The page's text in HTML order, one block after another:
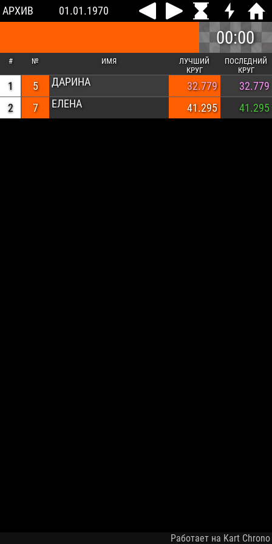
АРХИВ 01.01.1970
00:00
# № ИМЯ
ЛУЧШИЙ
КРУГ
ПОСЛЕДНИЙ
КРУГ
1 5 ДАРИНА 32.779
32.779
2
7 ЕЛЕНА 41.295 41.295
Работает на Kart Chrono